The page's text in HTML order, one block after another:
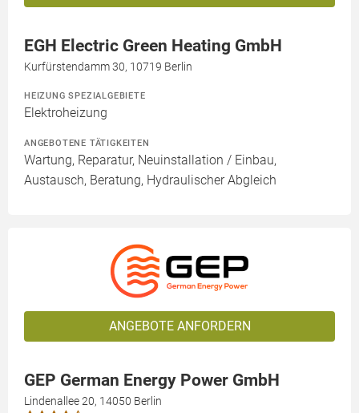
EGH Electric Green Heating GmbH
Kurfürstendamm 30, 10719 Berlin
HEIZUNG SPEZIALGEBIETE
Elektroheizung
ANGEBOTENE TÄTIGKEITEN
Wartung, Reparatur, Neuinstallation / Einbau,
Austausch, Beratung, Hydraulischer Abgleich
ANGEBOTE ANFORDERN
GEP German Energy Power GmbH
Lindenallee 20, 14050 Berlin